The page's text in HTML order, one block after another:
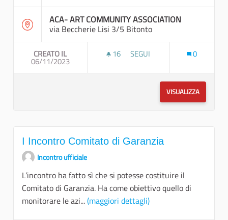
ACA- ART COMMUNITY ASSOCIATION
via Beccherie Lisi 3/5 Bitonto
CREATO IL
06/11/2023
16 16 SOSTENITORI
SEGUI 0
VISUALIZZA
I Incontro Comitato di Garanzia
Incontro ufficiale
L’incontro ha fatto sì che si potesse costituire il
Comitato di Garanzia. Ha come obiettivo quello di
monitorare le azi...(maggiori dettagli)